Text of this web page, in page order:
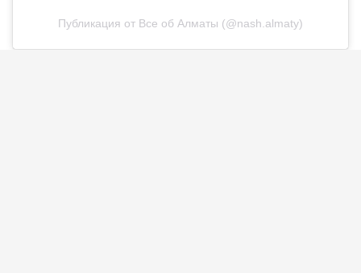
Публикация от Все об Алматы (@nash.almaty)